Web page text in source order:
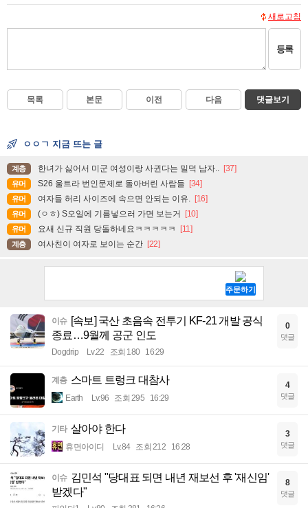
새로고침
등록
목록 본문 이전 다음 댓글보기
ㅇㅇㄱ 지금 뜨는 글
계층 한녀가 싫어서 미군 여성이랑 사귄다는 밀덕 남자.. [37]
유머 S26 울트라 번인문제로 돌아버린 사람들 [34]
유머 여자들 허리 사이즈에 속으면 안되는 이유. [16]
유머 (ㅇㅎ) S오일에 기름넣으러 가면 보는거 [10]
유머 요새 신규 직원 당돌하네요ㅋㅋㅋㅋㅋ [11]
계층 여사친이 여자로 보이는 순간 [22]
이슈 [속보] 국산 초음속 전투기 KF-21 개발 공식
종료…9월께 공군 인도
Dogdrip Lv.22 조회 180 16:29
0
댓글
계층 스마트 트렁크 대참사
Earth Lv.96 조회 295 16:29
4
댓글
기타 살아야 한다
휴면아이디 Lv.84 조회 212 16:28
3
댓글
이슈 김민석 "당대표 되면 내년 재보선 후 '재신임'
받겠다"
8
댓글